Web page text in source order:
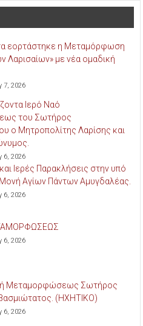
εορτάστηκε η Μεταμόρφωση
Λαρισαίων» με νέα ομαδική
7, 2026
Ιερό Ναό
του Σωτήρος
ο Μητροπολίτης Λαρίσης και
6, 2026
και Ιερές Παρακλήσεις στην υπό
Αγίων Πάντων Αμυγδαλέας.
6, 2026
6, 2026
Μεταμορφώσεως Σωτήρος
(ΗΧΗΤΙΚΟ)
6, 2026